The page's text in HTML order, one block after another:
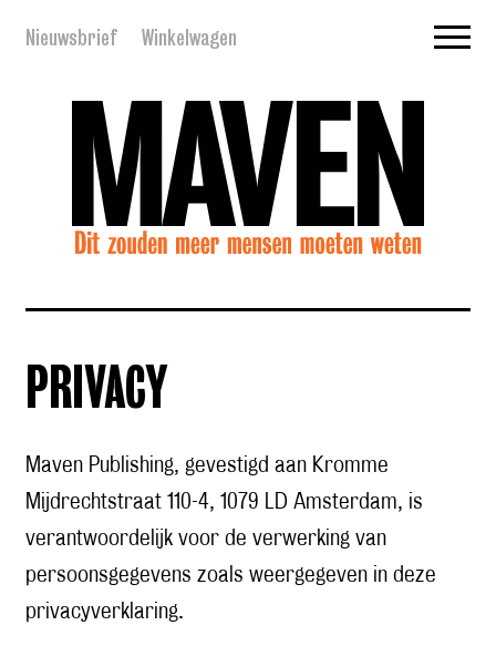
Nieuwsbrief Winkelwagen
PRIVACY
Maven Publishing, gevestigd aan Kromme
Mijdrechtstraat 110-4, 1079 LD Amsterdam, is
verantwoordelijk voor de verwerking van
persoonsgegevens zoals weergegeven in deze
privacyverklaring.